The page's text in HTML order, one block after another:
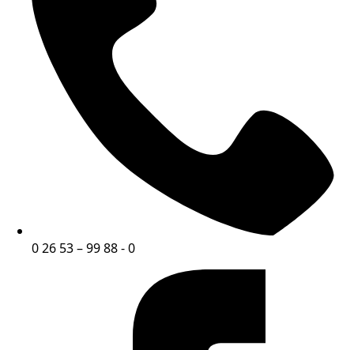
0 26 53 – 99 88 - 0